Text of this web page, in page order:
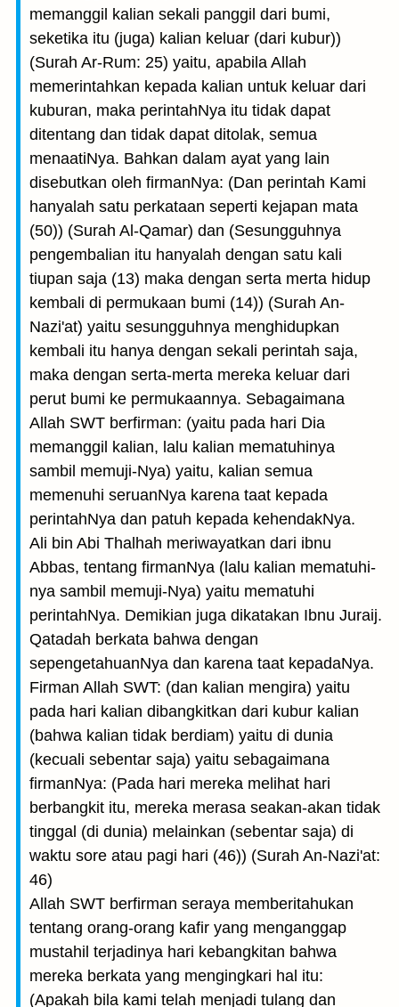
memanggil kalian sekali panggil dari bumi,
seketika itu (juga) kalian keluar (dari kubur))
(Surah Ar-Rum: 25) yaitu, apabila Allah
memerintahkan kepada kalian untuk kelu­ar dari
kuburan, maka perintahNya itu tidak dapat
ditentang dan tidak dapat ditolak, semua
menaatiNya. Bahkan dalam ayat yang lain
disebut­kan oleh firmanNya: (Dan perintah Kami
hanyalah satu perkataan seperti kejapan mata
(50)) (Surah Al-Qamar) dan (Sesungguhnya
pengembalian itu hanyalah dengan satu kali
tiupan saja (13) maka dengan serta merta hidup
kembali di permukaan bumi (14)) (Surah An-
Nazi'at) yaitu sesungguhnya menghidupkan
kembali itu hanya dengan sekali perintah saja,
maka dengan serta-merta mereka keluar dari
perut bumi ke permukaannya. Sebagaimana
Allah SWT berfirman: (yaitu pada hari Dia
memanggil kalian, lalu kalian mematuhi­nya
sambil memuji-Nya) yaitu, kalian semua
memenuhi seruanNya karena taat kepada
perintahNya dan patuh kepada kehendakNya.
Ali bin Abi Thalhah meriwayatkan dari ibnu
Abbas, tentang firmanNya (lalu kalian mematuhi­
nya sambil memuji-Nya) yaitu mematuhi
perintahNya. Demikian juga dikatakan Ibnu Juraij.
Qatadah berkata bahwa dengan
sepengetahuanNya dan karena taat kepadaNya.
Firman Allah SWT: (dan kalian mengira) yaitu
pada hari kalian dibangkitkan dari kubur kalian
(bahwa kalian tidak berdiam) yaitu di dunia
(kecuali sebentar saja) yaitu sebagaimana
firmanNya: (Pada hari mereka melihat hari
berbangkit itu, mereka merasa seakan-akan tidak
tinggal (di dunia) melainkan (sebentar saja) di
waktu sore atau pagi hari (46)) (Surah An-Nazi'at:
46)
Allah SWT berfirman seraya memberitahukan
tentang orang-orang kafir yang menganggap
mustahil terjadinya hari kebangkitan bahwa
mereka berkata yang mengingkari hal itu:
(Apakah bila kami telah menjadi tulang dan